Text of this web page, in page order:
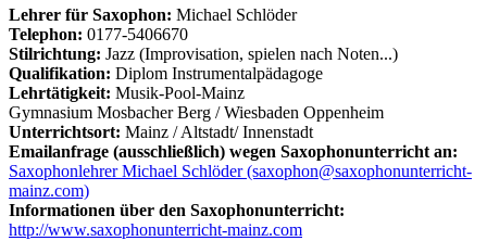
Lehrer für Saxophon: Michael Schlöder
Telephon: 0177-5406670
Stilrichtung: Jazz (Improvisation, spielen nach Noten...)
Qualifikation: Diplom Instrumentalpädagoge
Lehrtätigkeit: Musik-Pool-Mainz
Gymnasium Mosbacher Berg / Wiesbaden Oppenheim
Unterrichtsort: Mainz / Altstadt/ Innenstadt
Emailanfrage (ausschließlich) wegen Saxophonunterricht an:
Saxophonlehrer Michael Schlöder (saxophon@saxophonunterricht-
mainz.com)
Informationen über den Saxophonunterricht:
http://www.saxophonunterricht-mainz.com